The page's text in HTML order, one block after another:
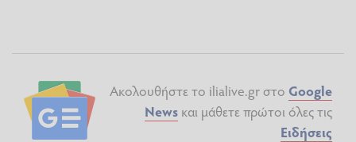
Ακολουθήστε το ilialive.gr στο Google
News και μάθετε πρώτοι όλες τις
Ειδήσεις